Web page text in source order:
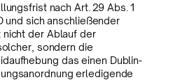
nach Art. 29 Abs. 1
und sich anschließender
der Ablauf der
sondern die
das einen Dublin-
erledigende